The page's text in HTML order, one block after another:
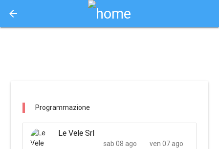
arrow_back
Programmazione
Le Vele Srl
ven 07 ago
sab 08 ago